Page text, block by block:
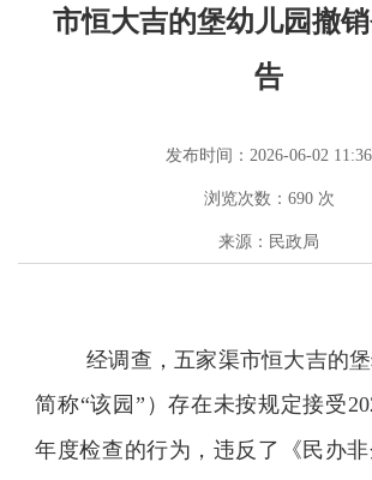
市恒大吉的堡幼儿园撤
告
发布时间：2026-06-02 11:36
浏览次数： 690次
来源：民政局
经调查，五家渠市恒大吉的
简称“该园”）存在未按规定接受
年度检查的行为，违反了《民办